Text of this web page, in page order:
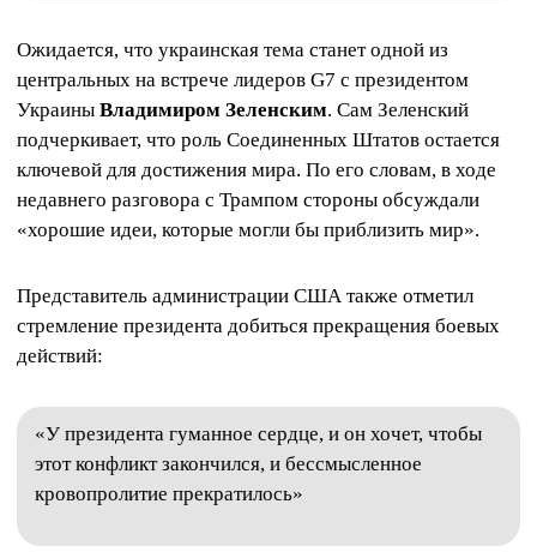
Ожидается, что украинская тема станет одной из
центральных на встрече лидеров G7 с президентом
Украины Владимиром Зеленским. Сам Зеленский
подчеркивает, что роль Соединенных Штатов остается
ключевой для достижения мира. По его словам, в ходе
недавнего разговора с Трампом стороны обсуждали
«хорошие идеи, которые могли бы приблизить мир».
Представитель администрации США также отметил
стремление президента добиться прекращения боевых
действий:
«У президента гуманное сердце, и он хочет, чтобы
этот конфликт закончился, и бессмысленное
кровопролитие прекратилось»